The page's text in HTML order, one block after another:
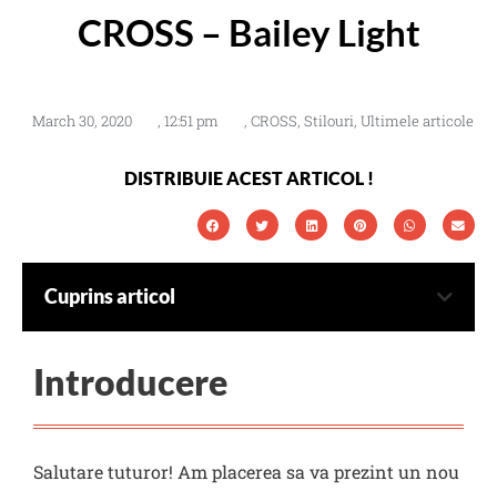
CROSS – Bailey Light
March 30, 2020 , 12:51 pm , CROSS, Stilouri, Ultimele articole
DISTRIBUIE ACEST ARTICOL !
Cuprins articol
Introducere
Salutare tuturor! Am placerea sa va prezint un nou